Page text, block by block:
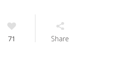
71 Share